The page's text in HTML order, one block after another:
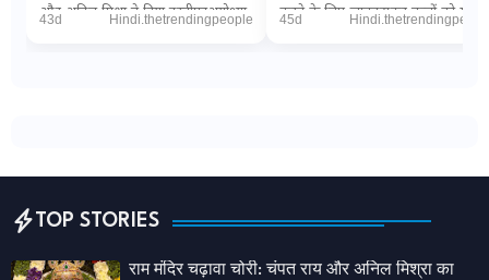
और अनिल मिश्रा ने दिया इस्तीफाअयोध्या
43d Hindi.thetrendingpeople
करने के लिए जानबूझकर बच्चों को मार
45d
TOP STORIES
राम मंदिर चढ़ावा चोरी: चंपत राय और अनिल मिश्रा का